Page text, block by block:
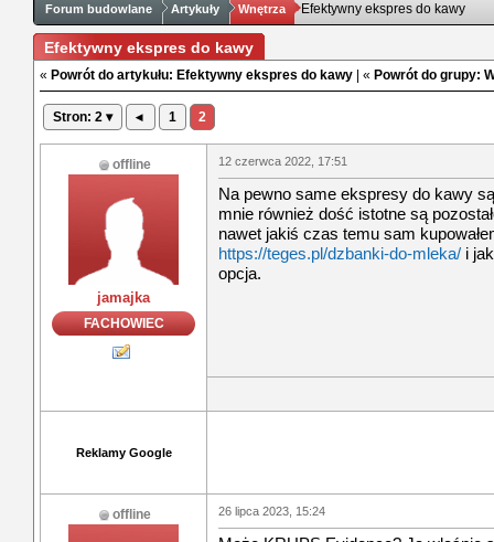
Forum budowlane Artykuły Wnętrza Efektywny ekspres do kawy
Efektywny ekspres do kawy
« Powrót do artykułu: Efektywny ekspres do kawy | « Powrót do grupy:
Stron: 2 ▾ ◂ 1 2
offline
jamajka
FACHOWIEC
12 czerwca 2022, 17:51
Na pewno same ekspresy do kawy
mnie również dość istotne są
nawet jakiś czas temu sam
https://teges.pl/dzbanki-do-mleka/ i
opcja.
Reklamy Google
offline 26 lipca 2023, 15:24